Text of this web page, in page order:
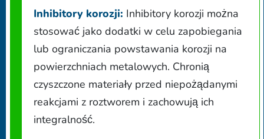
Inhibitory korozji: Inhibitory korozji można
stosować jako dodatki w celu zapobiegania
lub ograniczania powstawania korozji na
powierzchniach metalowych. Chronią
czyszczone materiały przed niepożądanymi
reakcjami z roztworem i zachowują ich
integralność.